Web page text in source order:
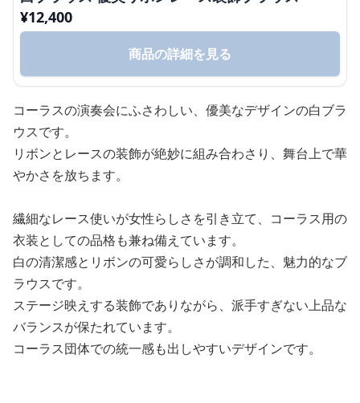
¥12,400
商品の詳細を見る
コーラスの演奏会にふさわしい、優美なデザインの白ブラ
ウスです。
リボンとレースの装飾が絶妙に組み合わさり、舞台上で華
やかさを放ちます。
繊細なレース使いが女性らしさを引き立て、コーラス用の
衣装としての品格も兼ね備えています。
白の清潔感とリボンの可愛らしさが調和した、魅力的なブ
ラウスです。
ステージ映えする装飾でありながら、派手すぎない上品な
バランスが保たれています。
コーラス団体での統一感も出しやすいデザインです。